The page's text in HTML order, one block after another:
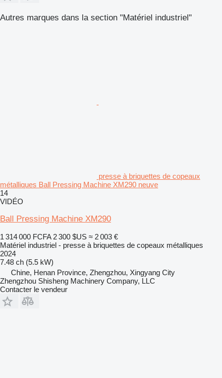
Autres marques dans la section "Matériel industriel"
presse à briquettes de copeaux
métalliques Ball Pressing Machine XM290 neuve
14
VIDÉO
Ball Pressing Machine XM290
1 314 000 FCFA 2 300 $US ≈ 2 003 €
Matériel industriel - presse à briquettes de copeaux métalliques
2024
7.48 ch (5.5 kW)
Chine, Henan Province, Zhengzhou, Xingyang City
Zhengzhou Shisheng Machinery Company, LLC
Contacter le vendeur